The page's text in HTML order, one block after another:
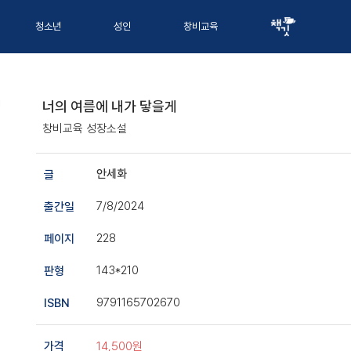
청소년 성인 창비교육
너의 여름에 내가 닿을게
창비교육 성장소설
글 안세화
출간일 7/8/2024
페이지 228
판형 143*210
ISBN 9791165702670
가격 14,500원